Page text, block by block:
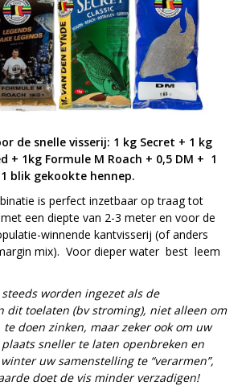
de snelle visserij: 1 kg Secret + 1 kg
+ 1kg Formule M Roach + 0,5 DM + 1
blik gekookte hennep.
is perfect inzetbaar op traag tot
een diepte van 2-3 meter en voor de
winnende kantvisserij (of anders
mix). Voor dieper water best leem
worden ingezet als de
dit toelaten (bv stroming), niet alleen om
doen zinken, maar zeker ook om uw
sneller te laten openbreken en
uw samenstelling te “verarmen”,
doet de vis minder verzadigen!